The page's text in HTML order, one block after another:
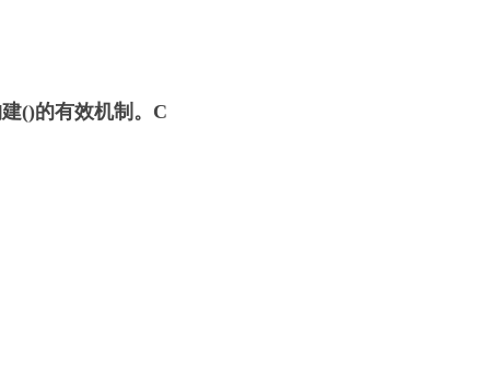
()的有效机制。 C